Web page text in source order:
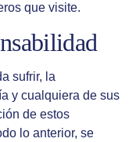
que visite.
sufrir, la
y cualquiera de sus
de estos
lo anterior, se